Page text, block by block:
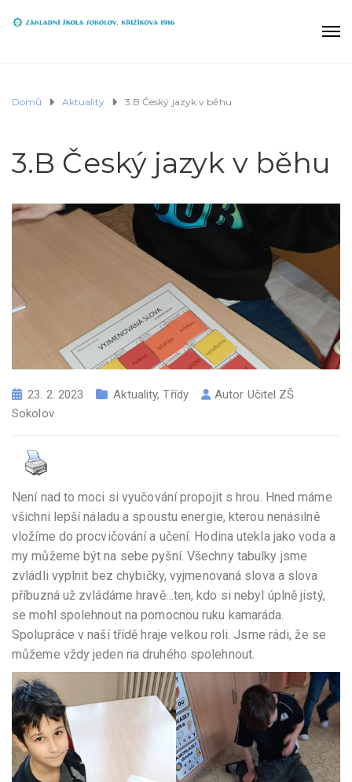
Domů Aktuality 3.B Český jazyk v běhu
3.B Český jazyk v běhu
23. 2. 2023 Aktuality,Třídy Autor Učitel ZŠ
Sokolov
Není nad to moci si vyučování propojit s hrou. Hned máme
všichni lepší náladu a spoustu energie, kterou nenásilně
vložíme do procvičování a učení. Hodina utekla jako voda a
my můžeme být na sebe pyšní. Všechny tabulky jsme
zvládli vyplnit bez chybičky, vyjmenovaná slova a slova
příbuzná už zvládáme hravě…ten, kdo si nebyl úplně jistý,
se mohl spolehnout na pomocnou ruku kamaráda.
Spolupráce v naší třídě hraje velkou roli. Jsme rádi, že se
můžeme vždy jeden na druhého spolehnout.